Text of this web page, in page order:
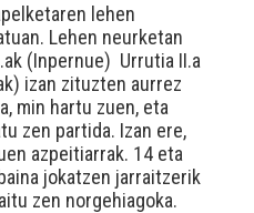
lehen
Lehen neurketan
(Inpernue) Urrutia II.a
izan zituzten aurrez
min hartu zuen, eta
zen partida. Izan ere,
azpeitiarrak. 14 eta
jokatzen jarraitzerik
zen norgehiagoka.